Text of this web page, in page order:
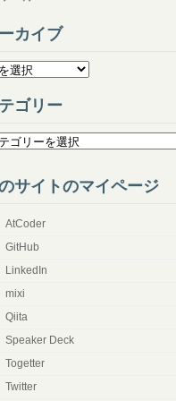
カイブ
ゴリー
サイトのマイページ
AtCoder
GitHub
LinkedIn
mixi
Qiita
Speaker Deck
Togetter
Twitter